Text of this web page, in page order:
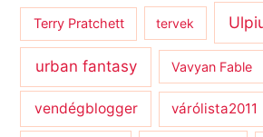
Terry Pratchett tervek
urban fantasy Vavyan Fable
vendégblogger várólista2011